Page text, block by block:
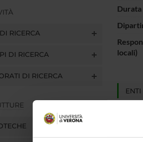
RICERCA
DI RICERCA
DI RICERCA
locali)